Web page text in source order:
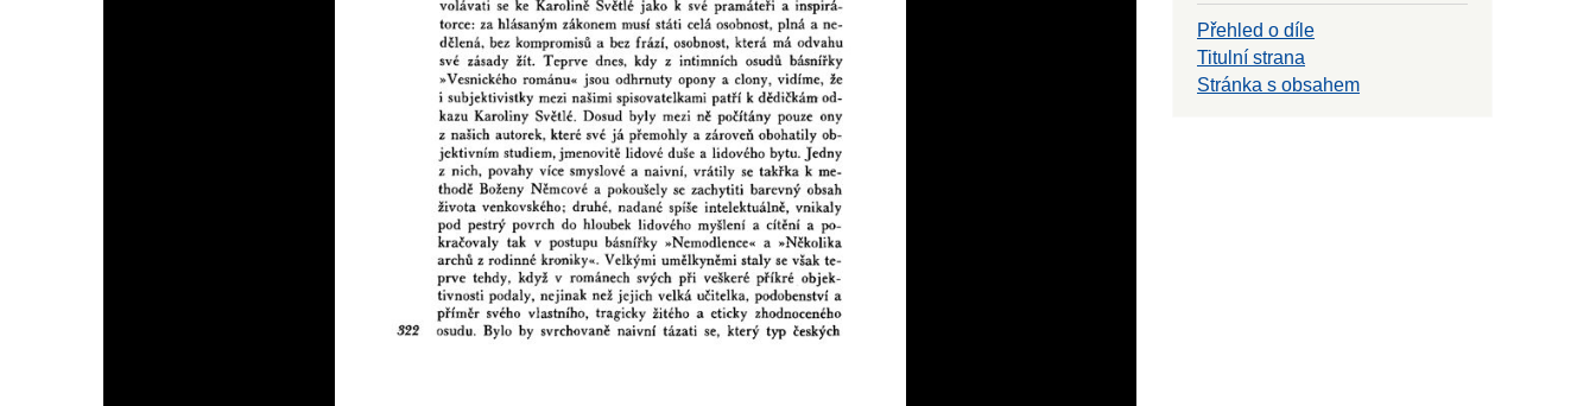
Přehled o díle
Titulní strana
Stránka s obsahem